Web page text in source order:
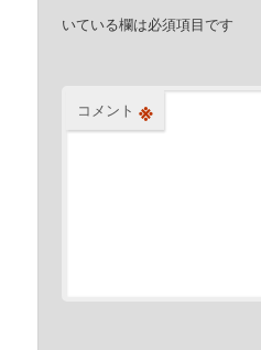
いている欄は必須項目です
コメント ※